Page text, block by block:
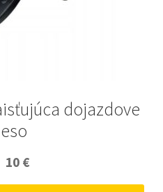
dojazdove
Original
10 €
price